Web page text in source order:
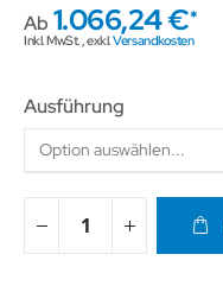
Ab 1.066,24 €
Inkl. MwSt.,exkl.Versandkosten
Ausführung